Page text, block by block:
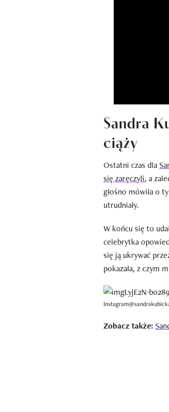
Sandra
ciąży
Ostatni czas dla
się zaręczyli, a
głośno mówiła o
utrudniały.
W końcu się to
celebrytka
się ją ukrywać
pokazała, z czym
Zobacz także: